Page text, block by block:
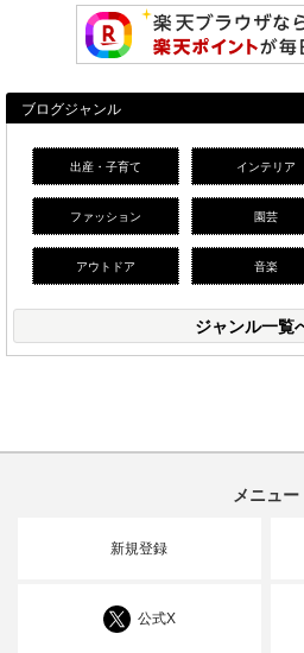
ブログジャンル
出産・子育て インテリア
ファッション 園芸
アウトドア 音楽
ジャンル一覧
メニュー
新規登録
公式X